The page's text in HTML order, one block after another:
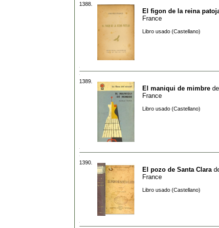
1388.
El figon de la reina
France
Libro usado (Castellano)
1389.
El maniqui de mimbre
France
Libro usado (Castellano)
1390.
El pozo de Santa Clara
France
Libro usado (Castellano)